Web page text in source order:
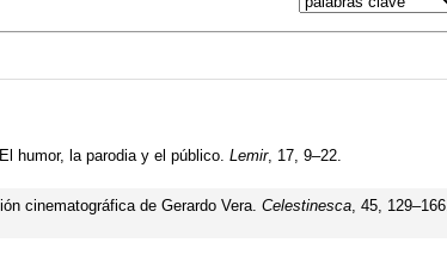
humor, la parodia y el público. Lemir, 17, 9–22.
cinematográfica de Gerardo Vera. Celestinesca, 45, 129–166.